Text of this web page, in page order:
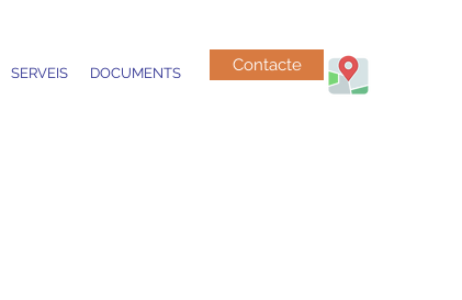
SERVEIS DOCUMENTS Contacte